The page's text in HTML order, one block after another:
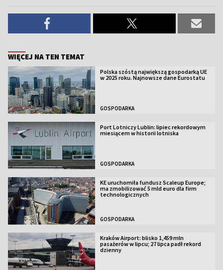
WIĘCEJ NA TEN TEMAT
Polska szóstą największą gospodarką UE
w 2025 roku. Najnowsze dane Eurostatu
GOSPODARKA
Port Lotniczy Lublin: lipiec rekordowym
miesiącem w historii lotniska
GOSPODARKA
KE uruchomiła fundusz Scaleup Europe;
ma zmobilizować 5 mld euro dla firm
technologicznych
GOSPODARKA
Kraków Airport: blisko 1,459 mln
pasażerów w lipcu; 27 lipca padł rekord
dzienny